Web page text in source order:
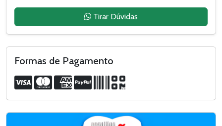
Tirar Dúvidas
Formas de Pagamento